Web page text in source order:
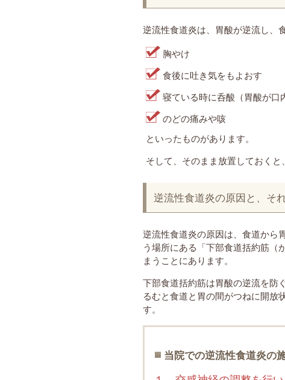
逆流性食道炎は、胃酸が逆流し、
胸やけ
食後に吐き気をもよおす
寝ている時に呑酸（胃酸が口
のどの痛みや咳
といったものがあります。
そして、そのまま放置しておくと
逆流性食道炎の原因と、そ
逆流性食道炎の原因は、食道から
う場所にある「下部食道括約筋（
まうことにあります。
下部食道括約筋は胃酸の逆流を防
るむと食道と胃の間がつねに開放
す。
当院での逆流性食道炎の